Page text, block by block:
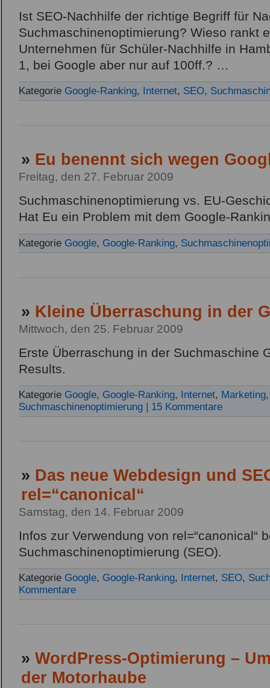
Ist SEO-Nachhilfe der richtige Begriff für
Suchmaschinenoptimierung? Wieso rankt
Unternehmen für Schüler-Nachhilfe in
1, bei Google aber nur auf 100ff.? …
Kategorie Google-Ranking, Internet, SEO,
» Eu benennt sich wegen
Freitag, den 27. Februar 2009
Suchmaschinenoptimierung vs. EU-
Hat Eu ein Problem mit dem Google-
Kategorie Google, Google-Ranking,
» Kleine Überraschung in der
Mittwoch, den 25. Februar 2009
Erste Überraschung in der Suchmaschine
Results.
Kategorie Google, Google-Ranking, Internet, Marketing
Suchmaschinenoptimierung | 15 Kommentare
» Das neue Webdesign und
rel=“canonical“
Samstag, den 14. Februar 2009
Infos zur Verwendung von rel=“canonical“
Suchmaschinenoptimierung (SEO).
Kategorie Google, Google-Ranking, Internet, SEO,
Kommentare
» WordPress-Optimierung –
der Motorhaube